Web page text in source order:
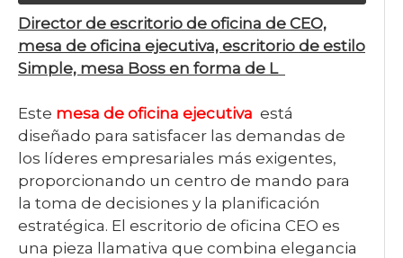
Director de escritorio de oficina de CEO,
mesa de oficina ejecutiva, escritorio de estilo
Simple, mesa Boss en forma de L
Este mesa de oficina ejecutiva está
diseñado para satisfacer las demandas de
los líderes empresariales más exigentes,
proporcionando un centro de mando para
la toma de decisiones y la planificación
estratégica. El escritorio de oficina CEO es
una pieza llamativa que combina elegancia